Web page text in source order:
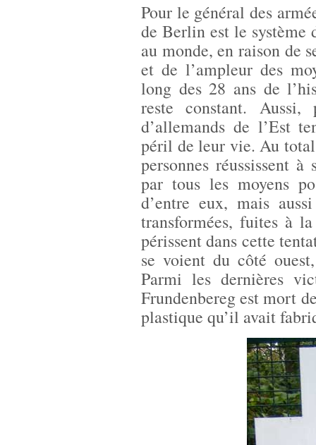
Pour le général des
de Berlin est le système
au monde, en raison de
et de l’ampleur des
long des 28 ans de
reste constant. Aussi,
d’allemands de l’Est
péril de leur vie. Au
personnes réussissent
par tous les moyens
d’entre eux, mais
transformées, fuites à
périssent dans cette
se voient du côté
Parmi les dernières
Frundenbereg est mort
plastique qu’il avait